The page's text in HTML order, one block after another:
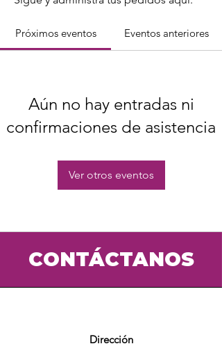
Próximos eventos Eventos anteriores
Aún no hay entradas ni
confirmaciones de asistencia
Ver otros eventos
CONTÁCTANOS
Dirección